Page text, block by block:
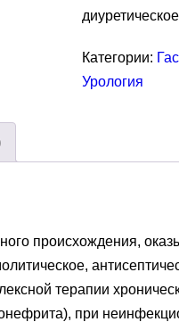
Категории:
Урология
происхождения,
терапии
при